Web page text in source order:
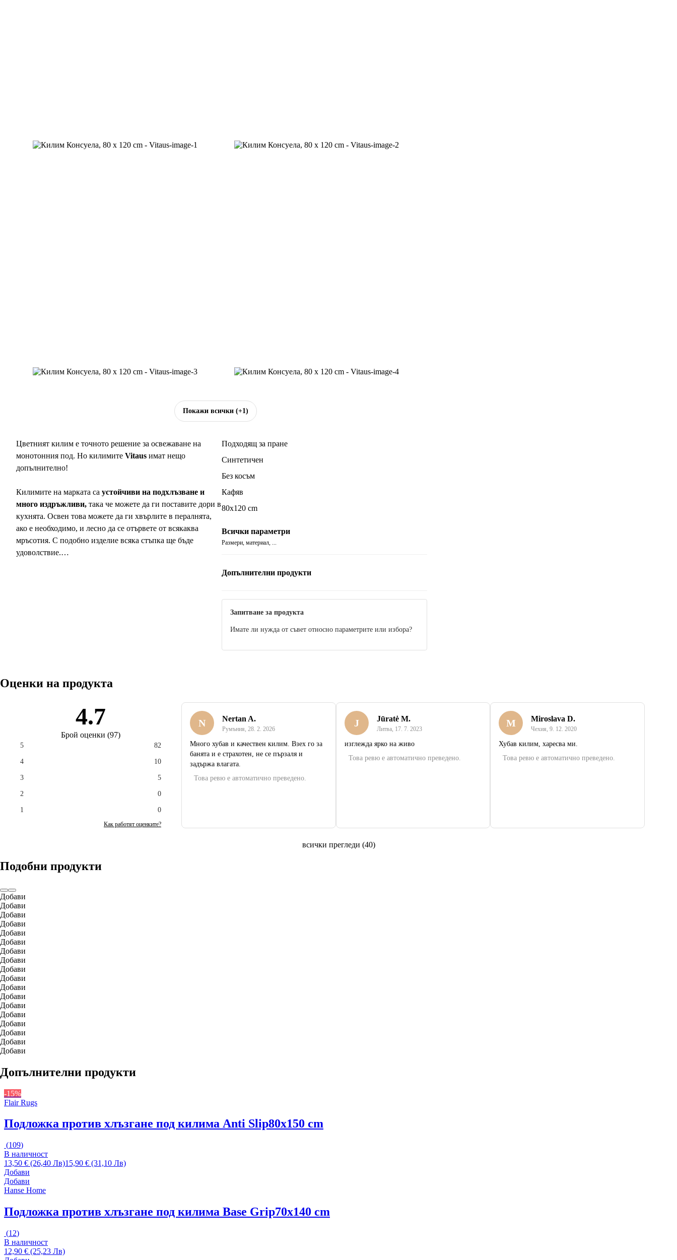
Покажи всички (+1)
Цветният килим е точното решение за освежаване на
монотонния под. Но килимите Vitaus имат нещо
допълнително!
Килимите на марката са устойчиви на подхлъзване и
много издръжливи, така че можете да ги поставите дори в
кухнята. Освен това можете да ги хвърлите в пералнята,
ако е необходимо, и лесно да се отървете от всякаква
мръсотия. С подобно изделие всяка стъпка ще бъде
удоволствие.
Подходящ за пране
Синтетичен
Без косъм
Кафяв
80x120 cm
Всички параметри
Размери, материал, ...
Допълнителни продукти
Запитване за продукта
Имате ли нужда от съвет относно параметрите или избора?
Оценки на продукта
4.7
Брой оценки (97)
5 82
4 10
3 5
2 0
1 0
Как работят оценките?
N Nertan A.
Румъния, 28. 2. 2026
Много хубав и качествен килим. Взех го за
банята и е страхотен, не се пързаля и
задържа влагата.
Това ревю е автоматично преведено.
J Jūratė M.
Литва, 17. 7. 2023
изглежда ярко на живо
Това ревю е автоматично преведено.
M Miroslava D.
Чехия,9. 12. 2020
Хубав килим, харесва ми.
Това ревю е автоматично преведено.
всички прегледи (40)
Подобни продукти
Добави
Добави
Добави
Добави
Добави
Добави
Добави
Добави
Добави
Добави
Добави
Добави
Добави
Добави
Добави
Добави
Добави
Добави
Допълнителни продукти
-15%
Flair Rugs
Подложка против хлъзгане под килима Anti Slip80x150 cm
(109)
В наличност
13,50 € (26,40 Лв)15,90 € (31,10 Лв)
Добави
Добави
Hanse Home
Подложка против хлъзгане под килима Base Grip70x140 cm
(12)
В наличност
12,90 € (25,23 Лв)